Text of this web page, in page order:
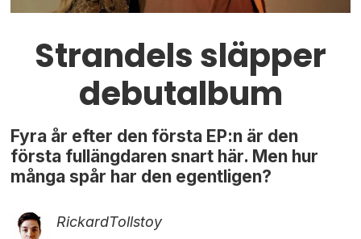
Strandels släpper
debutalbum
Fyra år efter den första EP:n är den
första fullängdaren snart här. Men hur
många spår har den egentligen?
RickardTollstoy